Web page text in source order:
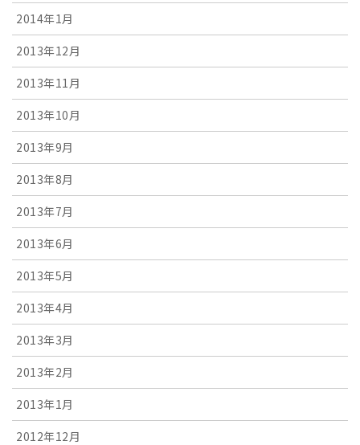
2014年1月
2013年12月
2013年11月
2013年10月
2013年9月
2013年8月
2013年7月
2013年6月
2013年5月
2013年4月
2013年3月
2013年2月
2013年1月
2012年12月